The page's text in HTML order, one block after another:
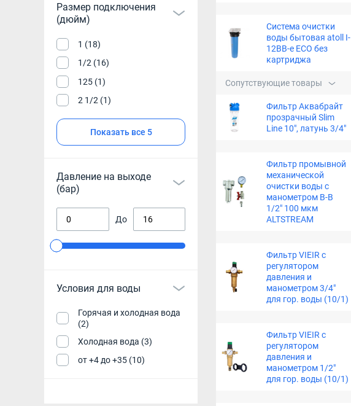
Размер подключения
(дюйм)
1 (18)
1/2 (16)
125 (1)
2 1/2 (1)
Показать все 5
Давление на выходе
(бар)
До
Условия для воды
Горячая и холодная вода
(2)
Холодная вода (3)
от +4 до +35 (10)
Система очистки
воды бытовая atoll I-
12BB-e ECO без
картриджа
Сопутствующие товары
Фильтр Аквабрайт
прозрачный Slim
Line 10", латунь 3/4"
Фильтр промывной
механической
очистки воды с
манометром В-В
1/2" 100 мкм
ALTSTREAM
Фильтр VIEIR с
регулятором
давления и
манометром 3/4"
для гор. воды (10/1)
Фильтр VIEIR с
регулятором
давления и
манометром 1/2"
для гор. воды (10/1)